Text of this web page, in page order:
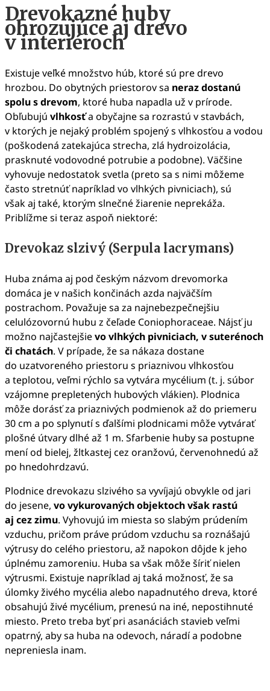
Drevokazné huby
ohrozujúce aj drevo
v interiéroch
Existuje veľké množstvo húb, ktoré sú pre drevo
hrozbou. Do obytných priestorov sa neraz dostanú
spolu s drevom, ktoré huba napadla už v prírode.
Obľubujú vlhkosťa obyčajne sa rozrastú v stavbách,
v ktorých je nejaký problém spojený s vlhkosťou a vodou
(poškodená zatekajúca strecha, zlá hydroizolácia,
prasknuté vodovodné potrubie a podobne). Väčšine
vyhovuje nedostatok svetla (preto sa s nimi môžeme
často stretnúť napríklad vo vlhkých pivniciach), sú
však aj také, ktorým slnečné žiarenie neprekáža.
Priblížme si teraz aspoň niektoré:
Drevokaz slzivý (Serpula lacrymans)
Huba známa aj pod českým názvom drevomorka
domáca je v našich končinách azda najväčším
postrachom. Považuje sa za najnebezpečnejšiu
celulózovornú hubu z čeľade Coniophoraceae. Nájsť ju
možno najčastejšievo vlhkých pivniciach, v suterénoch
či chatách. V prípade, že sa nákaza dostane
do uzatvoreného priestoru s priaznivou vlhkosťou
a teplotou, veľmi rýchlo sa vytvára mycélium (t. j. súbor
vzájomne prepletených hubových vlákien). Plodnica
môže dorásť za priaznivých podmienok až do priemeru
30 cm a po splynutí s ďalšími plodnicami môže vytvárať
plošné útvary dlhé až 1 m. Sfarbenie huby sa postupne
mení od bielej, žltkastej cez oranžovú, červenohnedú až
po hnedohrdzavú.
Plodnice drevokazu slzivého sa vyvíjajú obvykle od jari
do jesene, vo vykurovaných objektoch však rastú
aj cez zimu. Vyhovujú im miesta so slabým prúdením
vzduchu, pričom práve prúdom vzduchu sa roznášajú
výtrusy do celého priestoru, až napokon dôjde k jeho
úplnému zamoreniu. Huba sa však môže šíriť nielen
výtrusmi. Existuje napríklad aj taká možnosť, že sa
úlomky živého mycélia alebo napadnutého dreva, ktoré
obsahujú živé mycélium, prenesú na iné, nepostihnuté
miesto. Preto treba byť pri asanáciách stavieb veľmi
opatrný, aby sa huba na odevoch, náradí a podobne
nepreniesla inam.